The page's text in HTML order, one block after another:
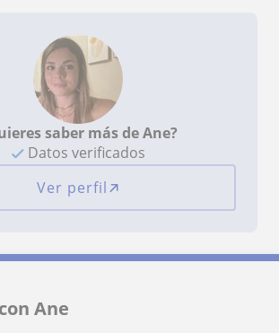
saber más de Ane?
Datos verificados
Ver perfil
Ane